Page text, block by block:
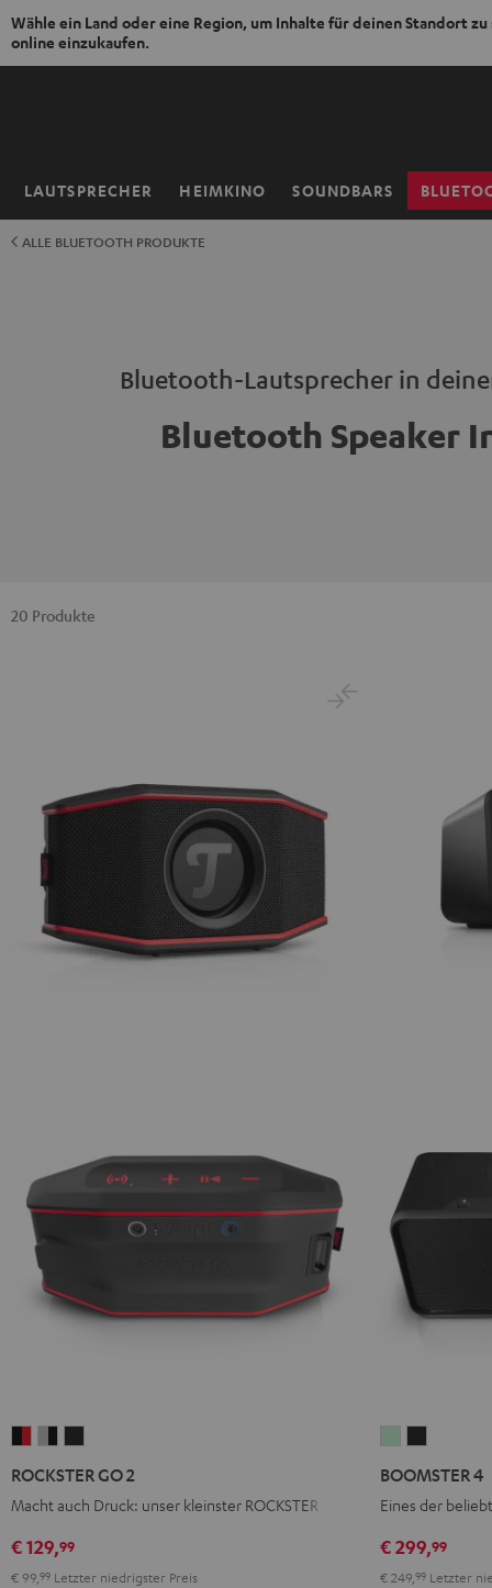
Wähle ein Land oder eine Region, um Inhalte für deinen Standort zu
online einzukaufen.
ZUM
LAUTSPRECHER HEIMKINO SOUNDBARS
Startseite
ALLE BLUETOOTH PRODUKTE
Bluetooth-Lautsprecher in
Bluetooth Speaker
20 Produkte
Black
&
Red
Gray
&
Night
ROCKSTER GO 2
Macht auch Druck: unser kleinster ROCKSTER
€ 129,99
€ 99,99 Letzter niedrigster Preis
GreenBlack
BOOMSTER 4
Eines der
€ 299,99
€ 249,99 Letzter